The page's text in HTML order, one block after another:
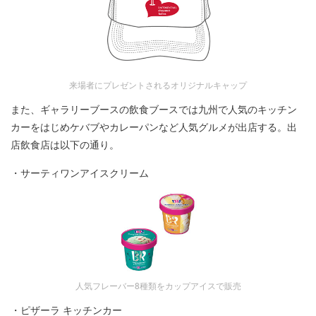
来場者にプレゼントされるオリジナルキャップ
また、ギャラリーブースの飲食ブースでは九州で人気のキッチン
カーをはじめケバブやカレーパンなど人気グルメが出店する。出
店飲食店は以下の通り。
・サーティワンアイスクリーム
人気フレーバー8種類をカップアイスで販売
・ピザーラ キッチンカー